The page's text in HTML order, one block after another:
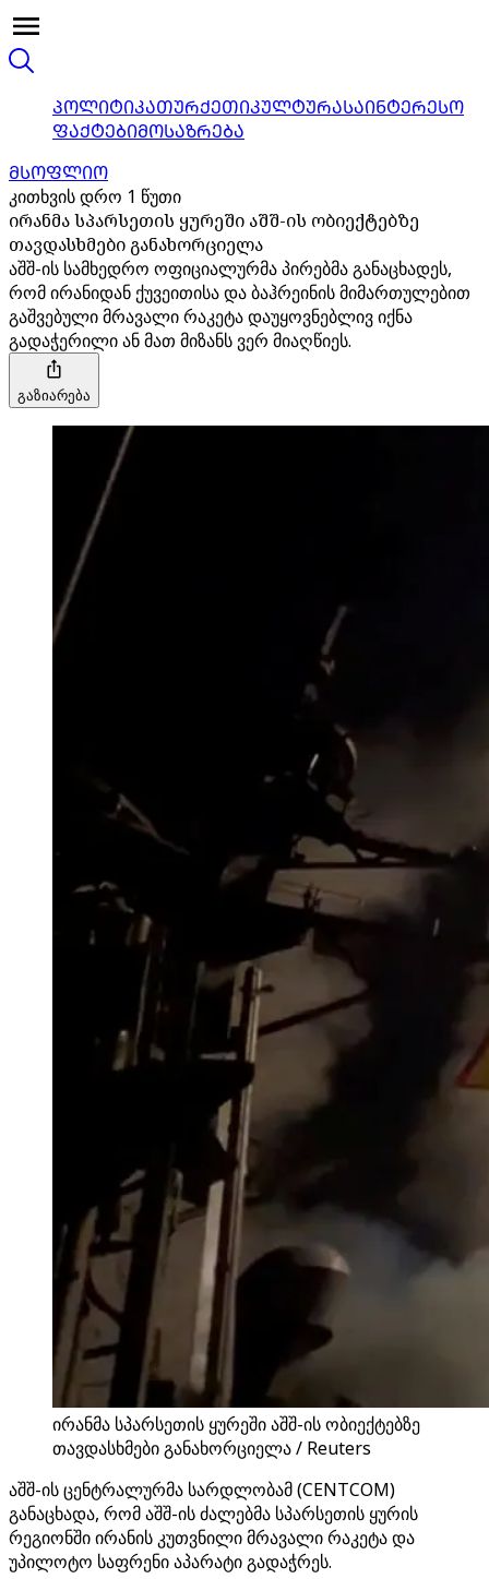
ᲞᲝᲚᲘᲢᲘᲙᲐᲗᲣᲠᲥᲔᲗᲘᲙᲣᲚᲢᲣᲠᲐᲡᲐᲘᲜᲢᲔᲠᲔᲡᲝ
ᲤᲐᲥᲢᲔᲑᲘᲛᲝᲡᲐᲖᲠᲔᲑᲐ
ᲛᲡᲝᲤᲚᲘᲝ
კითხვის დრო 1 წუთი
ირანმა სპარსეთის ყურეში აშშ-ის ობიექტებზე
თავდასხმები განახორციელა
აშშ-ის სამხედრო ოფიციალურმა პირებმა განაცხადეს,
რომ ირანიდან ქუვეითისა და ბაჰრეინის მიმართულებით
გაშვებული მრავალი რაკეტა დაუყოვნებლივ იქნა
გადაჭერილი ან მათ მიზანს ვერ მიაღწიეს.
გაზიარება
ირანმა სპარსეთის ყურეში აშშ-ის ობიექტებზე
თავდასხმები განახორციელა / Reuters
აშშ-ის ცენტრალურმა სარდლობამ (CENTCOM)
განაცხადა, რომ აშშ-ის ძალებმა სპარსეთის ყურის
რეგიონში ირანის კუთვნილი მრავალი რაკეტა და
უპილოტო საფრენი აპარატი გადაჭრეს.